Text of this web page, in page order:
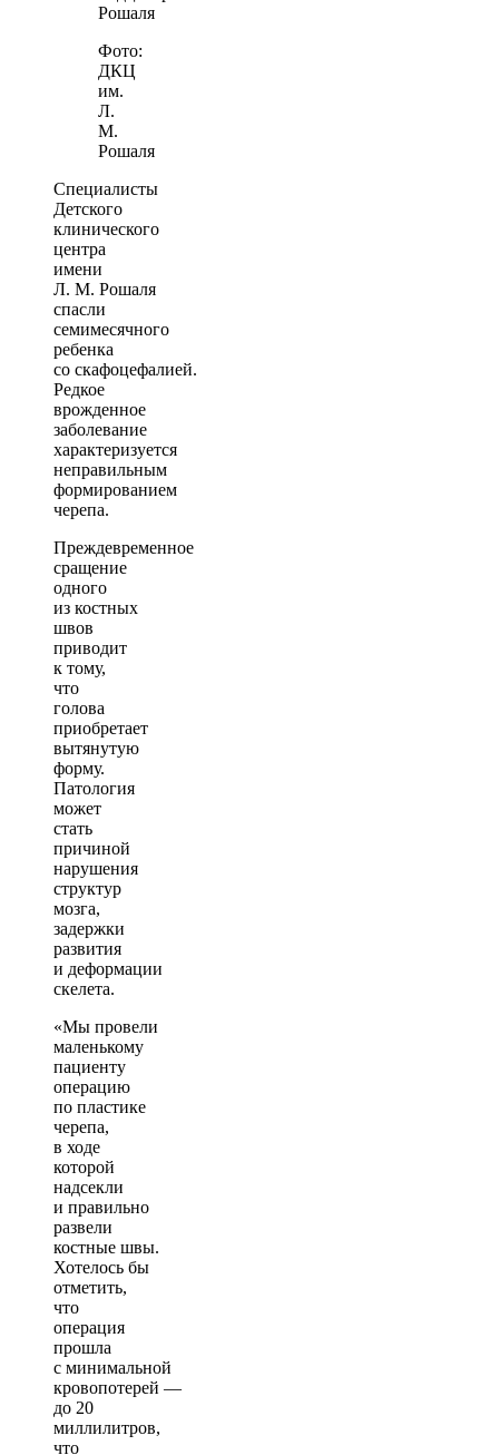
Фото:
ДКЦ
им.
Л.
М.
Рошаля
Специалисты
Детского
клинического
центра
имени
Л. М. Рошаля
спасли
семимесячного
ребенка
со скафоцефалией.
Редкое
врожденное
заболевание
характеризуется
неправильным
формированием
черепа.
Преждевременное
сращение
одного
из костных
швов
приводит
к тому,
что
голова
приобретает
вытянутую
форму.
Патология
может
стать
причиной
нарушения
структур
мозга,
задержки
развития
и деформации
скелета.
«Мы провели
маленькому
пациенту
операцию
по пластике
черепа,
в ходе
которой
надсекли
и правильно
развели
костные швы.
Хотелось бы
отметить,
что
операция
прошла
с минимальной
кровопотерей —
до 20
миллилитров,
что